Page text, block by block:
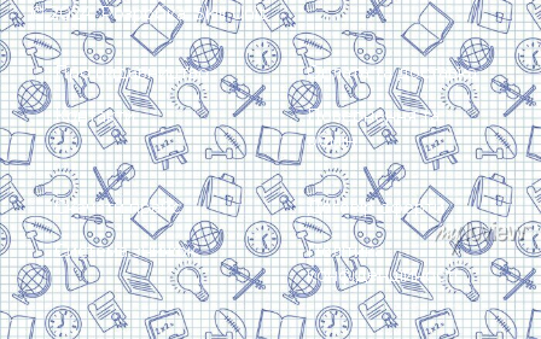
© 2024. Розробка:Skill Unit
Про видавництво
Контакти
Оплата та доставка
Повернення та
обмін
Скачати прайс
Система знижок
Договір оферти
Політика
конфіденційності